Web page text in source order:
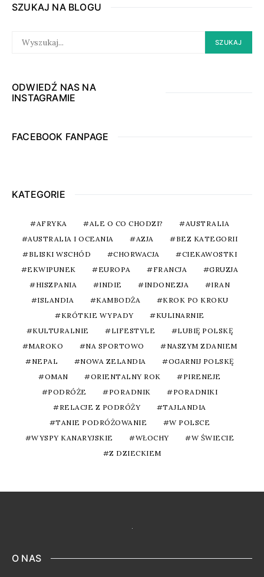
SZUKAJ NA BLOGU
FOR:
SZUKAJ
ODWIEDŹ NAS NA
INSTAGRAMIE
FACEBOOK FANPAGE
KATEGORIE
AFRYKA ALE O CO CHODZI?
AUSTRALIA
AUSTRALIA I OCEANIA
AZJA
BEZ KATEGORII
BLISKI WSCHÓD
CHORWACJA
CIEKAWOSTKI
EKWIPUNEK
EUROPA FRANCJA
GRUZJA
HISZPANIA
INDIE INDONEZJA
IRAN
ISLANDIA
KAMBODŻA
KROK PO KROKU
KRÓTKIE WYPADY
KULINARNIE
KULTURALNIE
LIFESTYLE
LUBIĘ POLSKĘ
MAROKO
NA SPORTOWO
NASZYM ZDANIEM
NEPAL
NOWA ZELANDIA
OGARNIJ POLSKĘ
OMAN
ORIENTALNY ROK
PIRENEJE
PODRÓŻE
PORADNIK
PORADNIKI
RELACJE Z PODRÓŻY
TAJLANDIA
TANIE PODRÓŻOWANIE
W POLSCE
WYSPY KANARYJSKIE
WŁOCHY
W ŚWIECIE
Z DZIECKIEM
O NAS